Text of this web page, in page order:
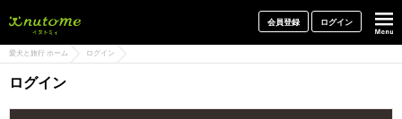
会員登録 ログイン
愛犬と旅行 ホーム ログイン
ログイン